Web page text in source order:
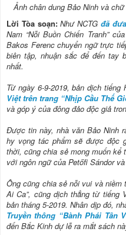
Ảnh chân dung Bảo Ninh và
Lời Tòa soạn: Như NCTG đã
Nam “Nỗi Buồn Chiến Tranh”
Bakos Ferenc chuyển ngữ trực
biên tập, nhuận sắc để đến tay
nhất.
Từ ngày 6-9-2019, bản dịch tiếng
Việt trên trang “Nhịp Cầu Thế
và góp ý của đông đảo độc giả
Được tin này, nhà văn Bảo Ninh
hy vọng tác phẩm sẽ được độc
thời, cũng chia sẻ mong muốn
với ngôn ngữ của Petőfi Sándor​
Ông cũng chia sẻ nỗi vui và niềm
Ai Ca”, cũng dịch thẳng từ tiếng
bản tháng 5-2019. Nhân dịp đó,
Truyền thông “Bành Phái Tân
đến Bắc Kinh dự lễ ra mắt sách